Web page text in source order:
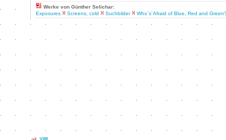
Werke von Günther Selichar:
Exposures
Screens, cold Suchbilder Who´s´Afraid of Blue, Red and